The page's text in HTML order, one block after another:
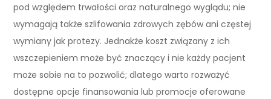
pod względem trwałości oraz naturalnego wyglądu; nie
wymagają także szlifowania zdrowych zębów ani częstej
wymiany jak protezy. Jednakże koszt związany z ich
wszczepieniem może być znaczący i nie każdy pacjent
może sobie na to pozwolić; dlatego warto rozważyć
dostępne opcje finansowania lub promocje oferowane